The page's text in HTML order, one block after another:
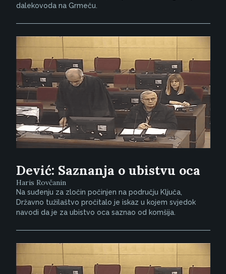
dalekovoda na Grmeču.
Dević: Saznanja o ubistvu oca
Haris Rovčanin
Na suđenju za zločin počinjen na području Ključa,
Državno tužilaštvo pročitalo je iskaz u kojem svjedok
navodi da je za ubistvo oca saznao od komšija.